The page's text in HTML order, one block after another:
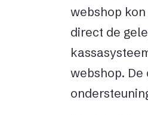
webshop
direct de
webshop.